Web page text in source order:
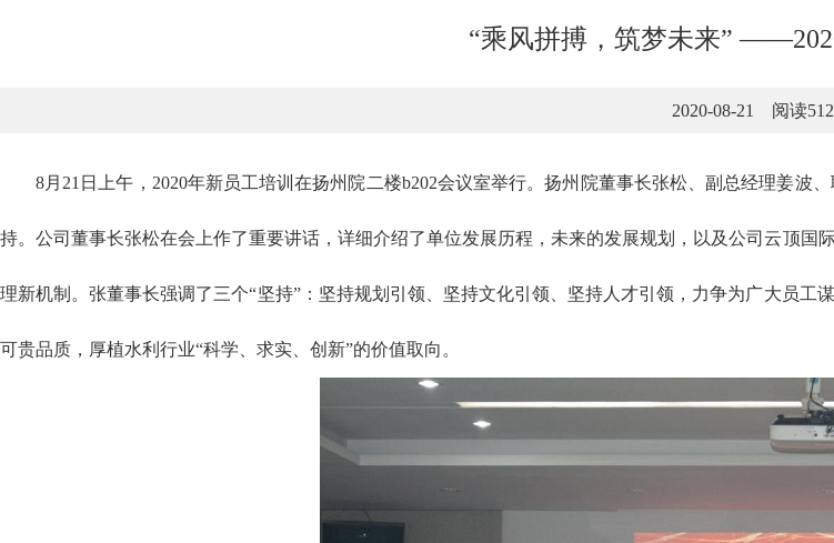
“乘风拼搏，筑梦未来”
2020-08-21 阅读
8月21日上午，2020年新员工培训在扬州院二楼b202会议室举行。扬州院董事长张松、副总经理姜
持。公司董事长张松在会上作了重要讲话，详细介绍了单位发展历程，未来的发展规划，以及公司云顶
理新机制。张董事长强调了三个“坚持”：坚持规划引领、坚持文化引领、坚持人才引领，力争为广大员
可贵品质，厚植水利行业“科学、求实、创新”的价值取向。